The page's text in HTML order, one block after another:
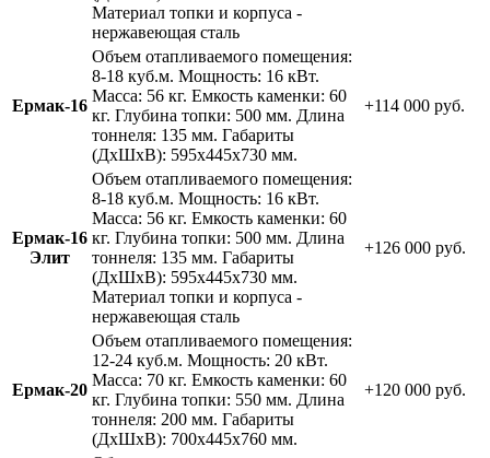
Материал топки и корпуса -
нержавеющая сталь
Ермак-16
Объем отапливаемого помещения:
8-18 куб.м. Мощность: 16 кВт.
Масса: 56 кг. Емкость каменки: 60
кг. Глубина топки: 500 мм. Длина
тоннеля: 135 мм. Габариты
(ДхШхВ): 595х445х730 мм.
+114 000 руб.
Ермак-16
Элит
Объем отапливаемого помещения:
8-18 куб.м. Мощность: 16 кВт.
Масса: 56 кг. Емкость каменки: 60
кг. Глубина топки: 500 мм. Длина
тоннеля: 135 мм. Габариты
(ДхШхВ): 595х445х730 мм.
Материал топки и корпуса -
нержавеющая сталь
+126 000 руб.
Ермак-20
Объем отапливаемого помещения:
12-24 куб.м. Мощность: 20 кВт.
Масса: 70 кг. Емкость каменки: 60
кг. Глубина топки: 550 мм. Длина
тоннеля: 200 мм. Габариты
(ДхШхВ): 700х445х760 мм.
+120 000 руб.